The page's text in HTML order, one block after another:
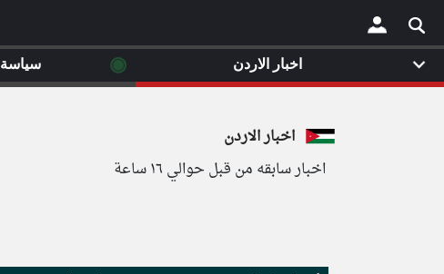
×
اخبار الاردن
اخبار سابقه من قبل حوالي ١٦ ساعة
اخبار الاردن ◉ سياسة